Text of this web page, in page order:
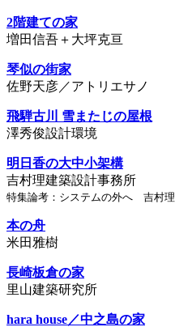
2階建ての家
増田信吾＋大坪克亘
琴似の街家
佐野天彦／アトリエサノ
飛騨古川 雪またじの屋根
澤秀俊設計環境
明日香の大中小架構
吉村理建築設計事務所
特集論考：システムの外へ 吉村理
本の舟
米田雅樹
長崎板倉の家
里山建築研究所
hara house／中之島の家